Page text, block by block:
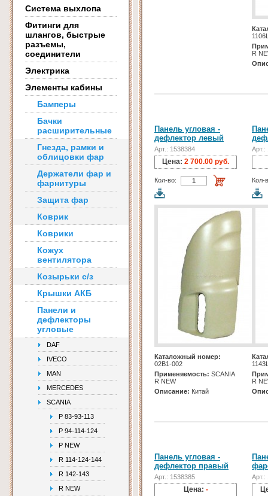
Система выхлопа
Фитинги для
шлангов, быстрые
разъемы,
соединители
Электрика
Элементы кабины
Бамперы
Бачки
расширительные
Гнезда, рамки и
облицовки фар
Держатели фар и
фарнитуры
Защита фар
Коврик
Коврики
Кожух
вентилятора
Козырьки с/з
Крышки АКБ
Панели и
дефлекторы
угловые
DAF
IVECO
MAN
MERCEDES
SCANIA
P 83-93-113
P 94-114-124
P NEW
R 114-124-144
R 142-143
R NEW
R
Панель угловая -
дефлектор левый
Арт.: 1538384
Цена: 2 700.00 руб.
Кол-во:
Каталожный номер:
02B1-002
Применяемость: SCANIA
R NEW
Описание: Китай
Арт.:
Кол-
R
Панель угловая -
дефлектор правый
Арт.: 1538385
Цена: -
Арт.: